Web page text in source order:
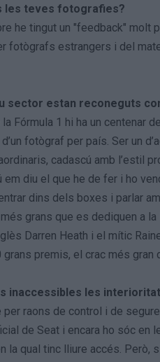
les teves fotografies?
he tingut un "feedback" molt
fotògrafs estrangers i del
sector estan reconeguts
Fórmula 1 hi ha un centenar
fotògraf per país. Ser un
cadascú amb l’estil
diu el que he de fer i ho
dins dels boxes i parlar
grans que es dediquen a la
Darren Heath i el mític
premis, el crac més gran
inaccessibles les
raons de control i de
de Seat i encara ho sóc en
la qual tinc lliure accés. Però,